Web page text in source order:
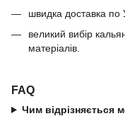
швидка доставка по
великий вибір
матеріалів.
FAQ
Чим відрізняється